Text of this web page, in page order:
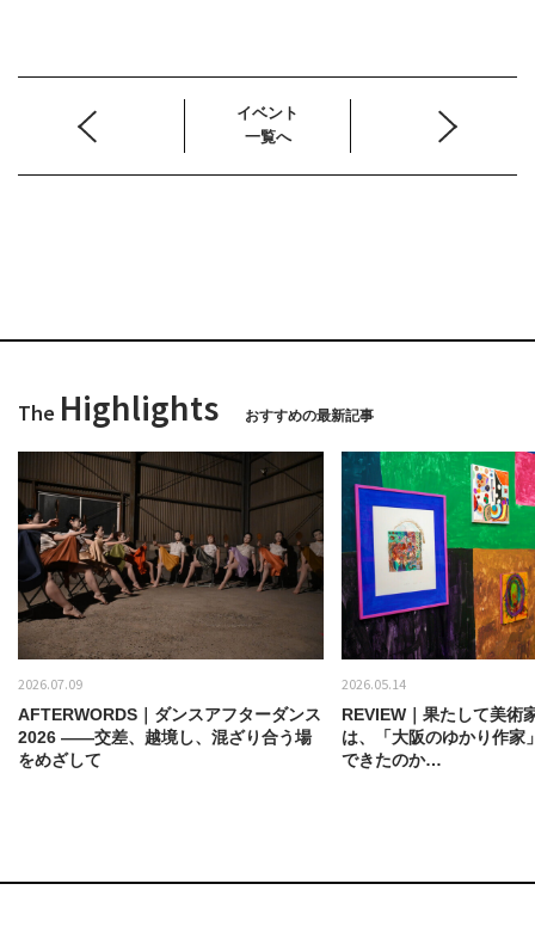
イベント
一覧へ
The Highlights おすすめの最新記事
2026.07.09
AFTERWORDS｜ダンスアフターダンス
2026 ——交差、越境し、混ざり合う場
をめざして
2026.05.14
REVIEW｜果たして美術
は、「大阪のゆかり作家
できたのか…